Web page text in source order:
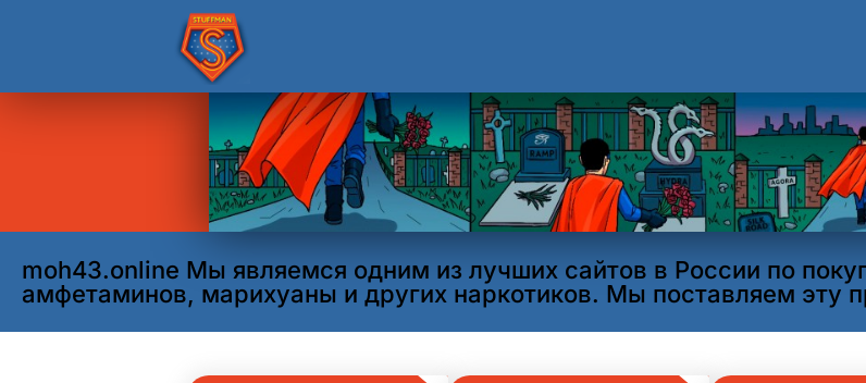
moh43.online Мы являемся одним из лучших сайтов в России по
амфетаминов, марихуаны и других наркотиков. Мы поставляем эту